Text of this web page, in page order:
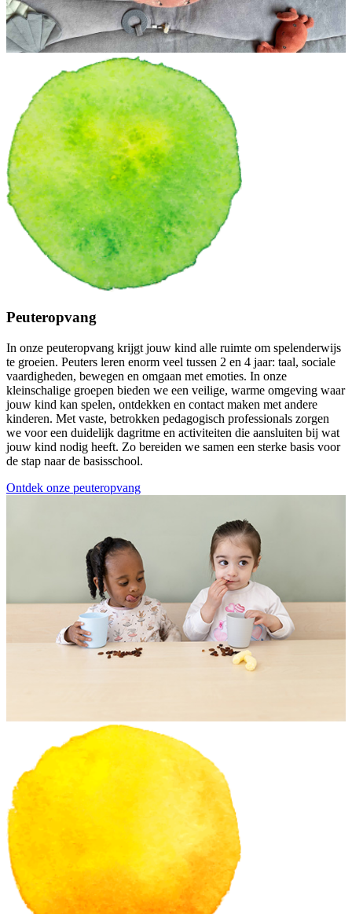
Peuteropvang
In onze peuteropvang krijgt jouw kind alle ruimte om spelenderwijs
te groeien. Peuters leren enorm veel tussen 2 en 4 jaar: taal, sociale
vaardigheden, bewegen en omgaan met emoties. In onze
kleinschalige groepen bieden we een veilige, warme omgeving waar
jouw kind kan spelen, ontdekken en contact maken met andere
kinderen. Met vaste, betrokken pedagogisch professionals zorgen
we voor een duidelijk dagritme en activiteiten die aansluiten bij wat
jouw kind nodig heeft. Zo bereiden we samen een sterke basis voor
de stap naar de basisschool.
Ontdek onze peuteropvang